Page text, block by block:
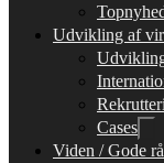
Udvikling af
Cases
Viden / Gode